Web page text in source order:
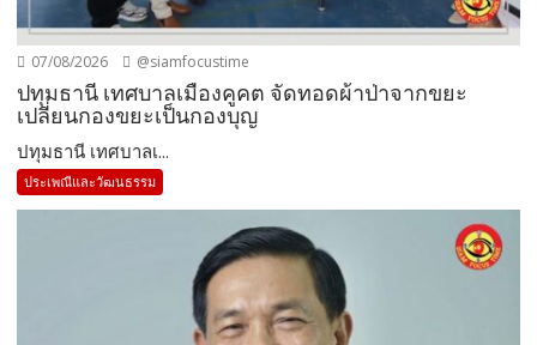
07/08/2026 @siamfocustime
ปทุมธานี เทศบาลเมืองคูคต จัดทอดผ้าป่าจากขยะ
เปลี่ยนกองขยะเป็นกองบุญ
ปทุมธานี เทศบาลเ...
ประเพณีและวัฒนธรรม